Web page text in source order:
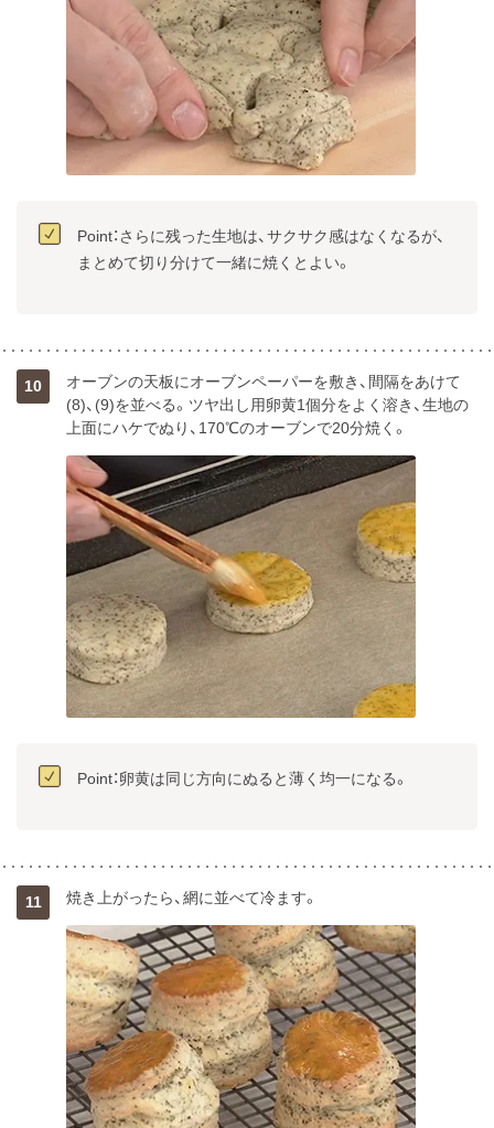
Point：さらに残った生地は、サクサク感はなくなるが、
10
オーブンの天板にオーブンペーパーを敷き、間隔をあけて
(8)、(9)を並べる。ツヤ出し用卵黄1個分をよく溶き、生地の
上面にハケでぬり、170℃のオーブンで20分焼く。
Point：卵黄は同じ方向にぬると薄く均一になる。
11 焼き上がったら、網に並べて冷ます。